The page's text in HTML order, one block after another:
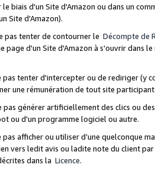
biais d'un Site d'Amazon ou dans un
Site d'Amazon).
pas tenter de contourner le Décompte de
page d'un Site d'Amazon à s'ouvrir dans
pas tenter d'intercepter ou de rediriger
une rémunération de tout site
pas générer artificiellement des clics ou
ou d'un programme logiciel ou autre.
pas afficher ou utiliser d’une quelconque
vers ledit avis ou ladite note du client
dans la Licence.